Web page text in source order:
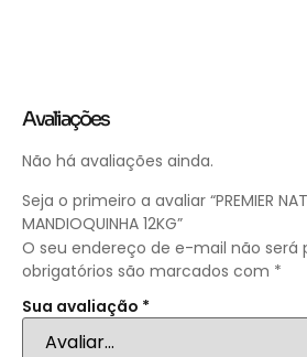
Avaliações
Não há avaliações ainda.
Seja o primeiro a avaliar “PREMIER
MANDIOQUINHA 12KG”
O seu endereço de e-mail não será
obrigatórios são marcados com *
Sua avaliação *